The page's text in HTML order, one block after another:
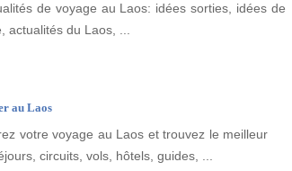
de voyage au Laos: idées sorties, idées de
actualités du Laos, ...
au Laos
votre voyage au Laos et trouvez le meilleur
circuits, vols, hôtels, guides, ...